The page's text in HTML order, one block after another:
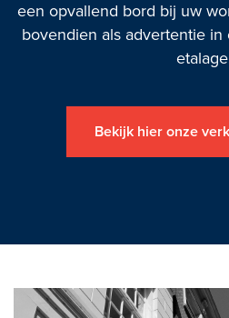
een opvallend bord bij uw
bovendien als advertentie
Bekijk hier onze